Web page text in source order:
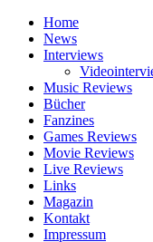
Home
News
Interviews
Music Reviews
Bücher
Fanzines
Games Reviews
Movie Reviews
Live Reviews
Links
Magazin
Kontakt
Impressum